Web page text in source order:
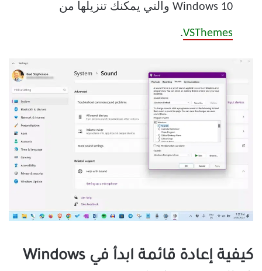
Windows 10 والتي يمكنك تنزيلها من
VSThemes
.
كيفية إعادة قائمة ابدأ في Windows